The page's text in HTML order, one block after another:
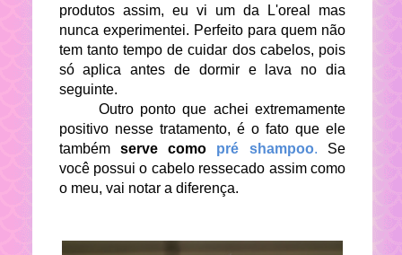
produtos assim, eu vi um da L'oreal mas
nunca experimentei. Perfeito para quem não
tem tanto tempo de cuidar dos cabelos, pois
só aplica antes de dormir e lava no dia
seguinte.
Outro ponto que achei extremamente
positivo nesse tratamento, é o fato que ele
também serve como pré shampoo. Se
você possui o cabelo ressecado assim como
o meu, vai notar a diferença.